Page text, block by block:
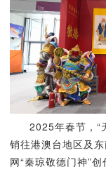
2025年春节，“
销往港澳台地区及
网“秦琼敬德门神”